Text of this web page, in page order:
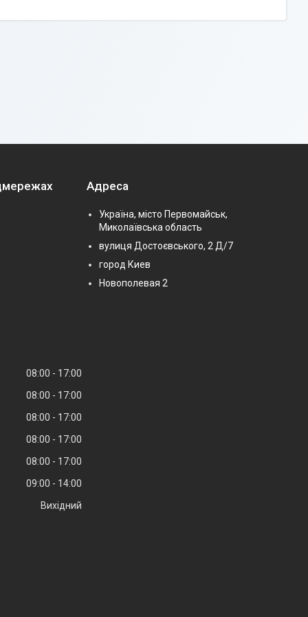
Адреса
Україна, місто Первомайськ,
Миколаївська область
вулиця Достоєвського, 2 Д/7
город Киев
Новополевая 2
08:00
17:00
08:00
17:00
08:00
17:00
08:00
17:00
08:00
17:00
09:00
14:00
Вихідний